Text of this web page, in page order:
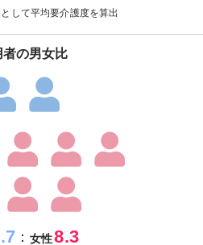
して平均要介護度を算出
者の男女比
：女性8.3